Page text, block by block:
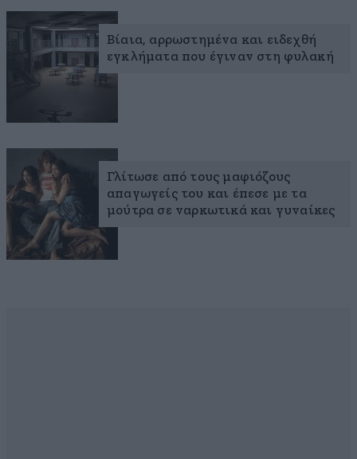
Βίαια, αρρωστημένα και ειδεχθή
εγκλήματα που έγιναν στη φυλακή
Γλίτωσε από τους μαφιόζους
απαγωγείς του και έπεσε με τα
μούτρα σε ναρκωτικά και γυναίκες